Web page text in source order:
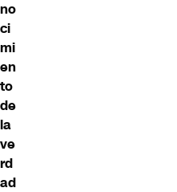
no
ci
mi
en
to
de
la
ve
rd
ad